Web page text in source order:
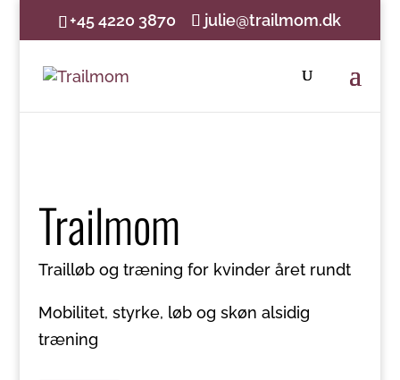
+45 4220 3870 julie@trailmom.dk
Trailmom
Trailløb og træning for kvinder året rundt
Mobilitet, styrke, løb og skøn alsidig
træning